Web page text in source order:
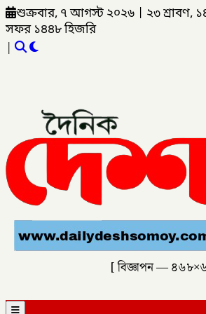
শুক্রবার, ৭ আগস্ট ২০২৬ ২৩ শ্রাবণ,
সফর ১৪৪৮ হিজরি
|
[ বিজ্ঞাপন —